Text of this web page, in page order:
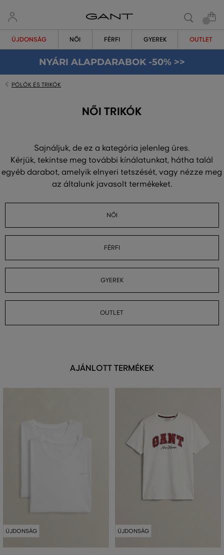
ÚJDONSÁG NŐI FÉRFI GYEREK OUTLET
NYÁRI ALAPDARABOK -50% >>
PÓLÓK ÉS TRIKÓK
NŐI TRIKÓK
Sajnáljuk, de ez a kategória jelenleg üres.
Kérjük, tekintse meg további kínálatunkat, hátha talál
egyéb darabot, amelyik elnyeri tetszését, vagy nézze meg
az általunk javasolt termékeket.
NŐI
FÉRFI
GYEREK
OUTLET
AJÁNLOTT TERMÉKEK
ÚJDONSÁG ÚJDONSÁG